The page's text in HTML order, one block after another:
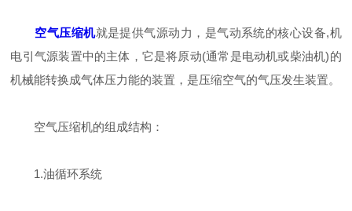
空气压缩机就是提供气源动力，是气动系统的核心设备,机
电引气源装置中的主体，它是将原动(通常是电动机或柴油机)的
机械能转换成气体压力能的装置，是压缩空气的气压发生装置。
空气压缩机的组成结构：
1.油循环系统